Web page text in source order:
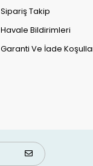
Sipariş Takip
Havale Bildirimleri
Garanti Ve İade